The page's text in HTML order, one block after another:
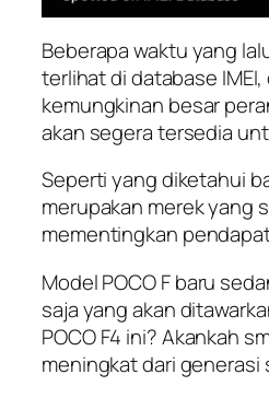
Beberapa waktu yang
terlihat di database
kemungkinan besar
akan segera tersedia
Seperti yang diketahui
merupakan merek yang
mementingkan
Model POCO F baru
saja yang akan
POCO F4 ini? Akankah
meningkat dari generasi